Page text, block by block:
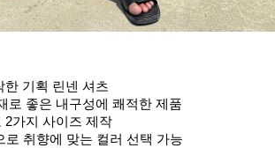
한 기획 린넨 셔츠
로 좋은 내구성에 쾌적한 제품
2가지 사이즈 제작
로 취향에 맞는 컬러 선택 가능